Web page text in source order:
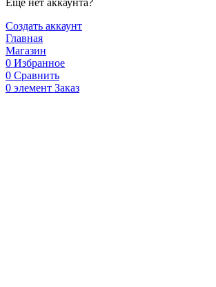
Еще нет аккаунта?
Создать аккаунт
Главная
Магазин
0 Избранное
0 Сравнить
0 элемент Заказ